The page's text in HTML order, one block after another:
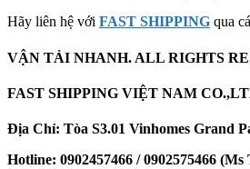
Hãy liên hệ với FAST SHIPPING qua
VẬN TẢI NHANH. ALL RIGHTS
FAST SHIPPING VIỆT NAM
Địa Chỉ: Tòa S3.01 Vinhomes Grand
Hotline: 0902457466 / 0902575466